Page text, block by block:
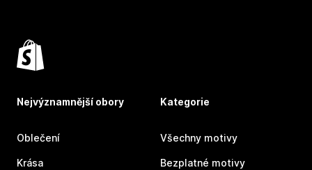
Nejvýznamnější obory
Oblečení
Krása
Kategorie
Všechny motivy
Bezplatné motivy